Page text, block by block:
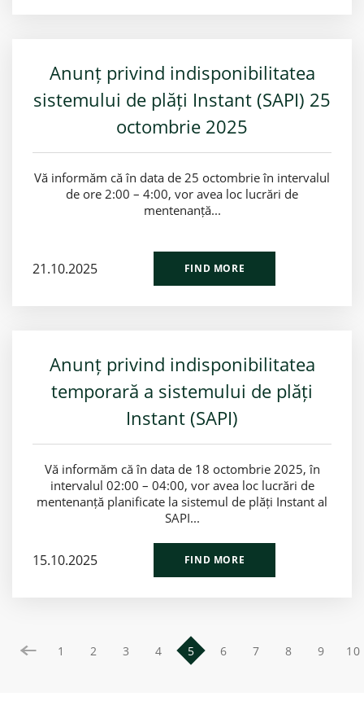
Anunț privind indisponibilitatea
sistemului de plăți Instant (SAPI) 25
octombrie 2025
Vă informăm că în data de 25 octombrie în intervalul
de ore 2:00 – 4:00, vor avea loc lucrări de
mentenanță...
21.10.2025 FIND MORE
Anunț privind indisponibilitatea
temporară a sistemului de plăți
Instant (SAPI)
Vă informăm că în data de 18 octombrie 2025, în
intervalul 02:00 – 04:00, vor avea loc lucrări de
mentenanță planificate la sistemul de plăți Instant al
SAPI...
15.10.2025 FIND MORE
1 2 3 4 5 6 7 8 9 10